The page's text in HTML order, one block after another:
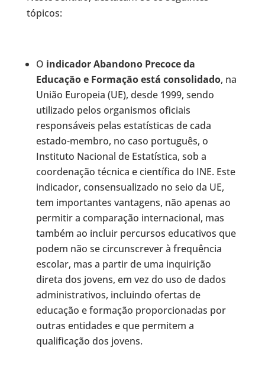
tópicos:
O indicador Abandono Precoce da
Educação e Formação está consolidado, na
União Europeia (UE), desde 1999, sendo
utilizado pelos organismos oficiais
responsáveis pelas estatísticas de cada
estado-membro, no caso português, o
Instituto Nacional de Estatística, sob a
coordenação técnica e científica do INE. Este
indicador, consensualizado no seio da UE,
tem importantes vantagens, não apenas ao
permitir a comparação internacional, mas
também ao incluir percursos educativos que
podem não se circunscrever à frequência
escolar, mas a partir de uma inquirição
direta dos jovens, em vez do uso de dados
administrativos, incluindo ofertas de
educação e formação proporcionadas por
outras entidades e que permitem a
qualificação dos jovens.